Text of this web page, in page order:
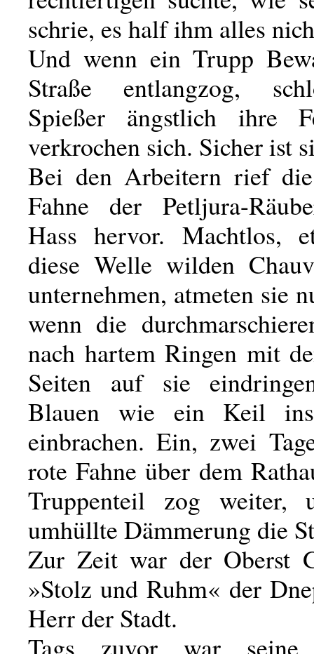
schrie, es half ihm alles
Und wenn ein Trupp
Straße entlangzog,
Spießer ängstlich ihre
verkrochen sich. Sicher ist
Bei den Arbeitern rief
Fahne der Petljura-
Hass hervor. Machtlos,
diese Welle wilden
unternehmen, atmeten sie
wenn die
nach hartem Ringen mit
Seiten auf sie
Blauen wie ein Keil ins
einbrachen. Ein, zwei
rote Fahne über dem
Truppenteil zog weiter,
umhüllte Dämmerung die
Zur Zeit war der Oberst
»Stolz und Ruhm« der
Herr der Stadt.